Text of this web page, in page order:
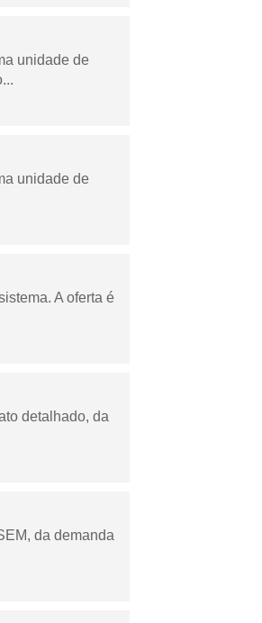
unidade de
unidade de
A oferta é
detalhado, da
da demanda